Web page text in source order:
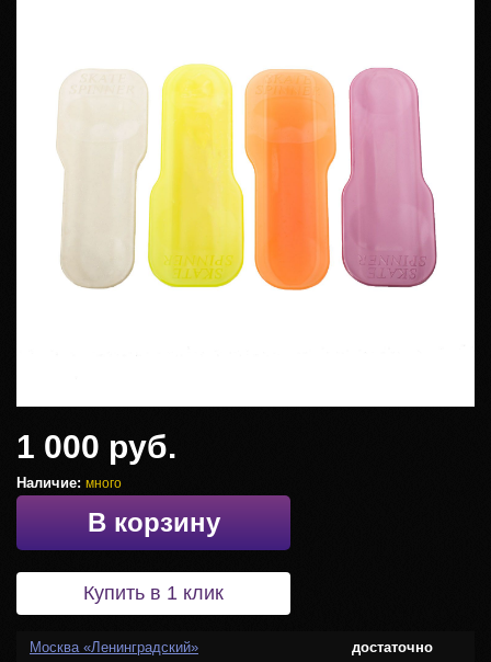
1 000 руб.
Наличие: много
В корзину
Купить в 1 клик
Москва «Ленинградский» достаточно